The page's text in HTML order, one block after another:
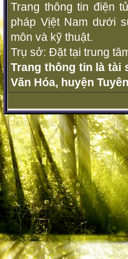
Trang thông tin điện
pháp Vịệt Nam dưới
môn và kỹ thuật.
Trụ sở: Đặt tại trung
Trang thông tin là tài
Văn Hóa, huyện